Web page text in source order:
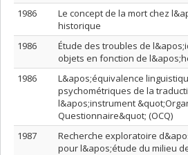
1986
Le concept de la mort chez
historique
1986
Étude des troubles de
objets en fonction de
1986
L&apos;équivalence
psychométriques de la
l&apos;instrument
Questionnaire&quot; (OCQ)
1987
Recherche exploratoire
pour l&apos;étude du milieu